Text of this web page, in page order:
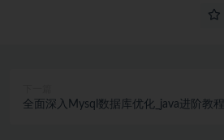
全面深入Mysql数据库优化_java进阶教程